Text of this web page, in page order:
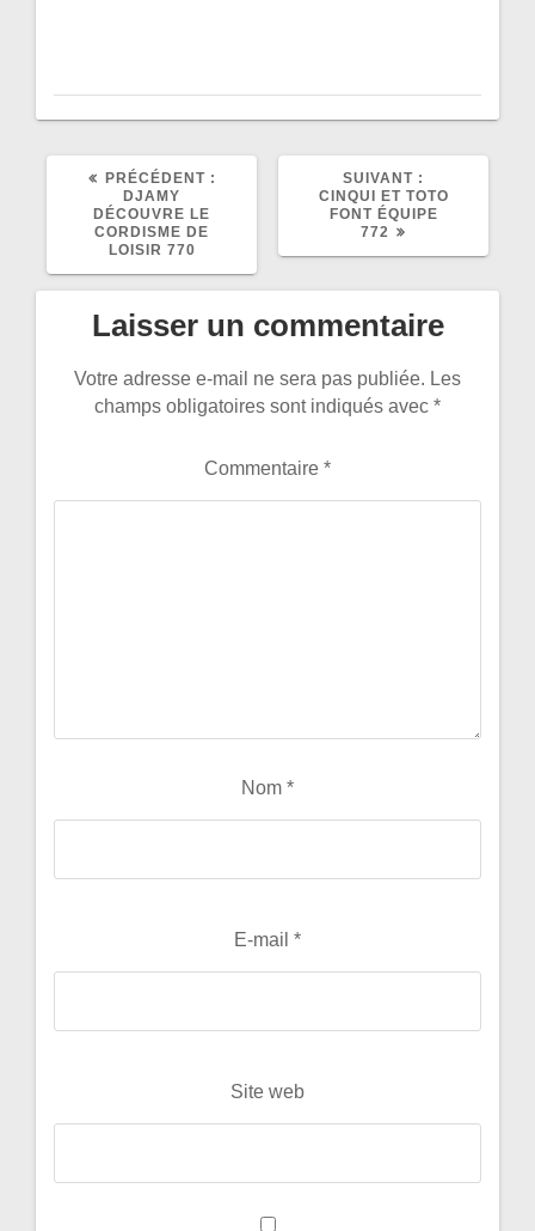
PRÉCÉDENT :
DJAMY
DÉCOUVRE LE
CORDISME DE
LOISIR 770
SUIVANT :
SUIVANT
:
CINQUI ET TOTO
FONT ÉQUIPE
772
Laisser un commentaire
Votre adresse e-mail ne sera pas publiée. Les
champs obligatoires sont indiqués avec *
Commentaire *
Nom *
E-mail *
Site web